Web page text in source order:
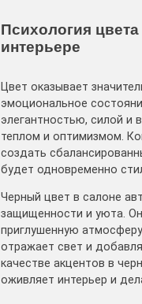
Психология
интерьере
Цвет оказывает
эмоциональное
элегантностью, силой и
теплом и оптимизмом․
создать
будет одновременно
Черный цвет в салоне
защищенности и уюта․
приглушенную
отражает свет и
качестве акцентов в
оживляет интерьер и